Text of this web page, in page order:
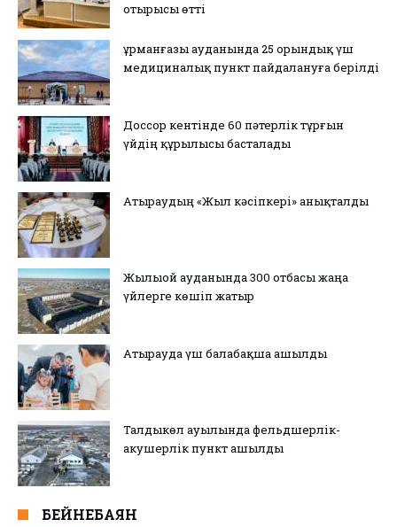
отырысы өтті
Құрманғазы ауданында 25 орындық үш
медициналық пункт пайдалануға берілді
Доссор кентінде 60 пәтерлік тұрғын
үйдің құрылысы басталады
Атыраудың «Жыл кәсіпкері» анықталды
Жылыой ауданында 300 отбасы жаңа
үйлерге көшіп жатыр
Атырауда үш балабақша ашылды
Талдыкөл ауылында фельдшерлік-
акушерлік пункт ашылды
БЕЙНЕБАЯН